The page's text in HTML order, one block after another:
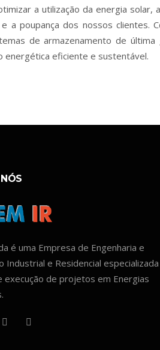
a utilização da energia solar,
a poupança dos nossos clientes.
de armazenamento de última
energética eficiente e sustentável.
é uma Empresa de Engenharia e
Industrial e Residencial especializada
execução de projetos em Energias